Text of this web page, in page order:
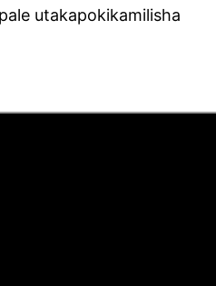
utakapokikamilisha